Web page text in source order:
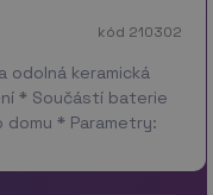
kód 210302
odolná keramická
* Součástí baterie
domu * Parametry: